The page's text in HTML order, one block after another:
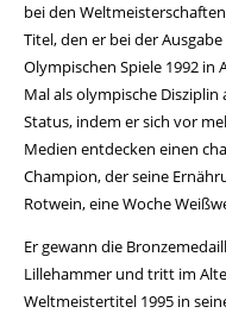
bei den
Titel, den er bei der
Olympischen Spiele 1992 in
Mal als olympische
Status, indem er sich vor
Medien entdecken einen
Champion, der seine
Rotwein, eine Woche
Er gewann die
Lillehammer und tritt im
Weltmeistertitel 1995 in